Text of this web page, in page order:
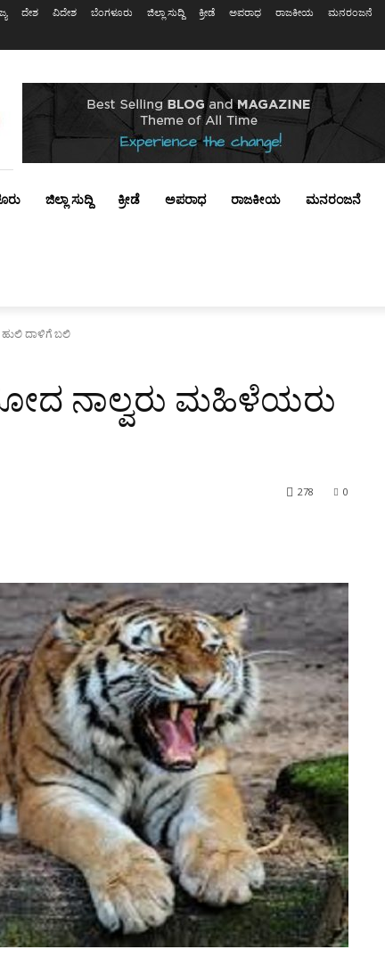
ದೇಶ ವಿದೇಶ ಬೆಂಗಳೂರು ಜಿಲ್ಲಾ ಸುದ್ದಿ ಕ್ರೀಡೆ ಅಪರಾಧ ರಾಜಕೀಯ ಮನರಂಜನೆ
ಜಿಲ್ಲಾ ಸುದ್ದಿ ಕ್ರೀಡೆ ಅಪರಾಧ ರಾಜಕೀಯ ಮನರಂಜನೆ
ದಾಳಿಗೆ ಬಲಿ
ನಾಲ್ವರು ಮಹಿಳೆಯರು
0
278